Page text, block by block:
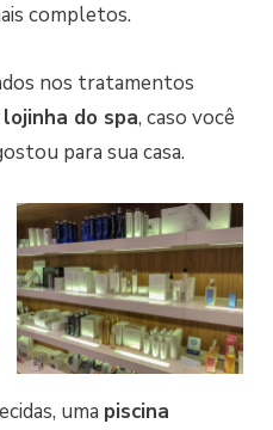
completos.
nos tratamentos
lojinha do spa, caso você
para sua casa.
uma piscina